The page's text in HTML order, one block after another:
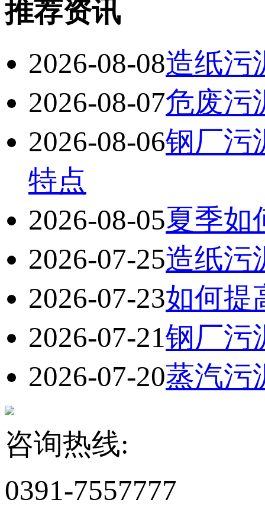
推荐资讯
2026-08-08造纸污
2026-08-07危废污
2026-08-06钢厂污
特点
2026-08-05夏季如
2026-07-25造纸污
2026-07-23如何提
2026-07-21钢厂污
2026-07-20蒸汽污
咨询热线:
0391-7557777